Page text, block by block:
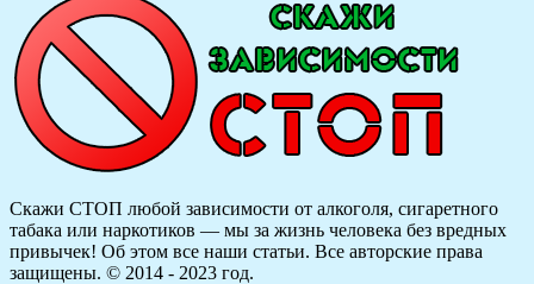
Скажи СТОП любой зависимости от алкоголя, сигаретного
табака или наркотиков — мы за жизнь человека без вредных
привычек! Об этом все наши статьи. Все авторские права
защищены. © 2014 - 2023 год.